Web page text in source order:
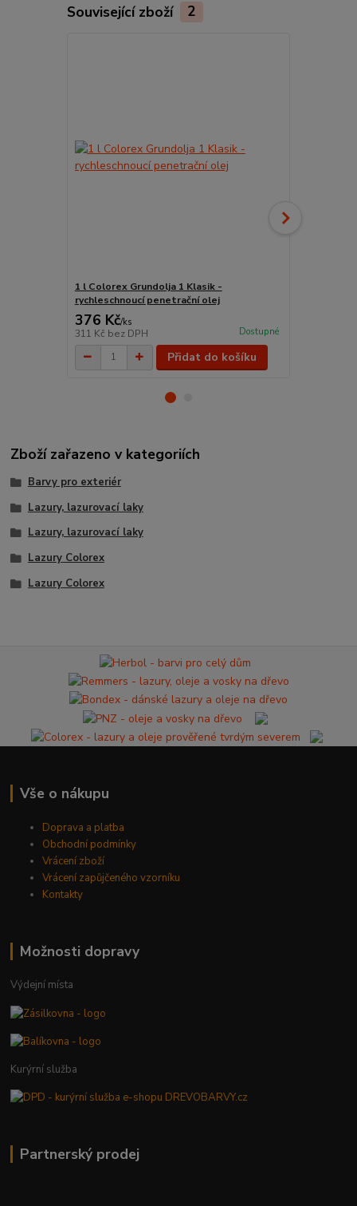
Související zboží 2
1 l Colorex Grundolja 1 Klasik -
rychleschnoucí penetrační olej
376 Kč/ks
311 Kč bez DPH Dostupné
Přidat do košíku
Zboží zařazeno v kategoriích
Barvy pro exteriér
Lazury, lazurovací laky
Lazury, lazurovací laky
Lazury Colorex
Lazury Colorex
Vše o nákupu
Doprava a platba
Obchodní podmínky
Vrácení zboží
Vrácení zapůjčeného vzorníku
Kontakty
Možnosti dopravy
Výdejní místa
Kurýrní služba
Partnerský prodej